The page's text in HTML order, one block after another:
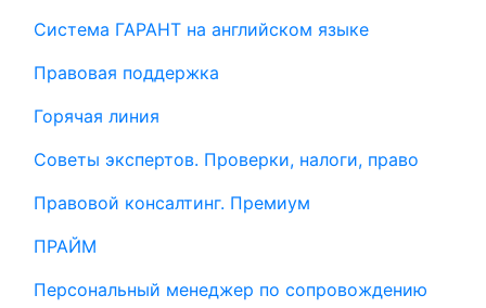
Система ГАРАНТ на английском языке
Правовая поддержка
Горячая линия
Советы экспертов. Проверки, налоги, право
Правовой консалтинг. Премиум
ПРАЙМ
Персональный менеджер по сопровождению